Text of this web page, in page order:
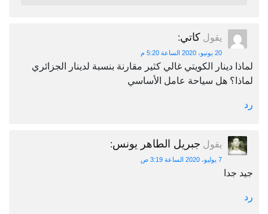
يقول كاتي:
20 يونيو، 2020 الساعة 5:20 م
لماذا دينار الكويتي غالي كثير مقارنة بنسبة لدينار الجزائري
لماذا؟ هل سياحة عامل الأساسي
رد
يقول جبريل الطاهر يونس:
7 يوليو، 2020 الساعة 3:19 ص
جيد جدا
رد